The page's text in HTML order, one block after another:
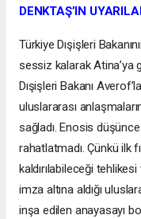
DENKTAŞ’IN
Türkiye Dışişleri
sessiz kalarak Atina’ya
Dışişleri Bakanı
uluslararası
sağladı. Enosis
rahatlatmadı. Çünkü ilk
kaldırılabileceği
imza altına aldığı
inşa edilen anayasayı